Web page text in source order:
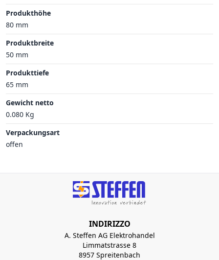
Produkthöhe
80 mm
Produktbreite
50 mm
Produkttiefe
65 mm
Gewicht netto
0.080 Kg
Verpackungsart
offen
INDIRIZZO
A. Steffen AG Elektrohandel
Limmatstrasse 8
8957 Spreitenbach